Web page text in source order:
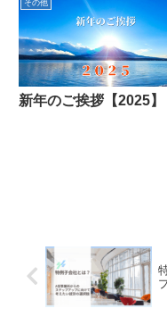
その他
新年のご挨拶【2025】